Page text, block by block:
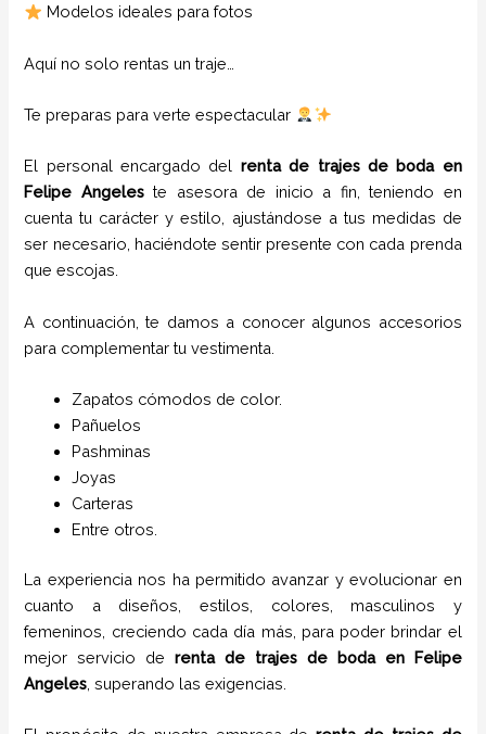
Modelos ideales para fotos
Aquí no solo rentas un traje…
Te preparas para verte espectacular
El personal encargado del renta de trajes de bodaen
Felipe Angeleste asesora de inicio a fin, teniendo en
cuenta tu carácter y estilo, ajustándose a tus medidas de
ser necesario, haciéndote sentir presente con cada prenda
que escojas.
A continuación, te damos a conocer algunos accesorios
para complementar tu vestimenta.
Zapatos cómodos de color.
Pañuelos
Pashminas
Joyas
Carteras
Entre otros.
La experiencia nos ha permitido avanzar y evolucionar en
cuanto a diseños, estilos, colores, masculinos y
femeninos, creciendo cada día más, para poder brindar el
mejor servicio derenta de trajes de bodaen Felipe
Angeles , superando las exigencias.